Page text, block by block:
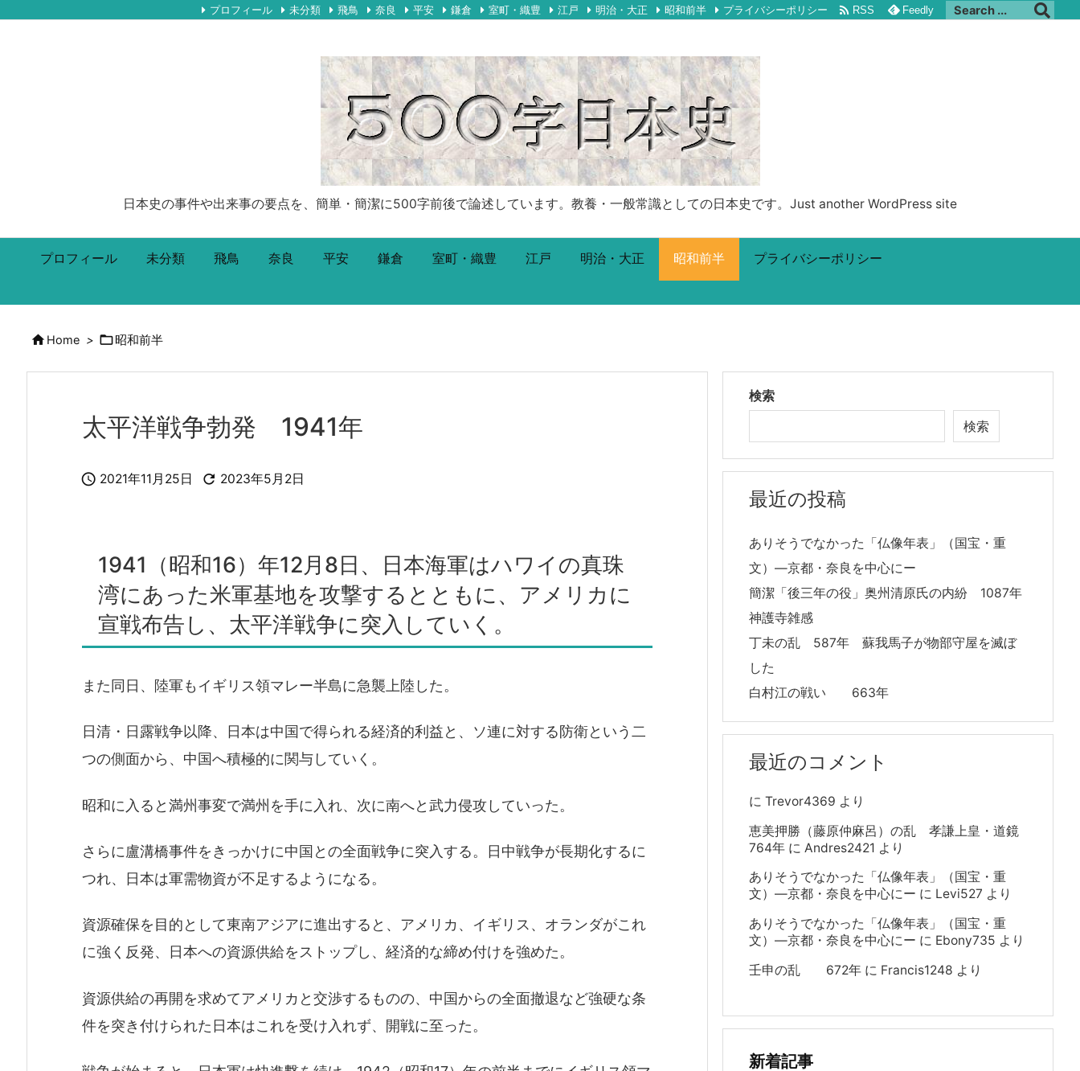
日本史の事件や出来事の要点を、簡単・簡潔に500字前後で論述しています。教養・一般常識としての日本史です。Just another WordPress site
プロフィール 未分類 飛鳥 奈良 平安 鎌倉 室町・織豊 江戸 明治・大正 昭和前半 プライバシーポリシー
プロフィール 未分類 飛鳥 奈良 平安 鎌倉 室町・織豊 江戸 明治・大正 昭和前半 プライバシーポリシー  RSS Feedly
 Home > 昭和前半
太平洋戦争勃発 1941年
 2021年11月25日  2023年5月2日
1941（昭和16）年12月8日、日本海軍はハワイの真珠
湾にあった米軍基地を攻撃するとともに、アメリカに
宣戦布告し、太平洋戦争に突入していく。
また同日、陸軍もイギリス領マレー半島に急襲上陸した。
日清・日露戦争以降、日本は中国で得られる経済的利益と、ソ連に対する防衛という二
つの側面から、中国へ積極的に関与していく。
昭和に入ると満州事変で満州を手に入れ、次に南へと武力侵攻していった。
さらに盧溝橋事件をきっかけに中国との全面戦争に突入する。日中戦争が長期化するに
つれ、日本は軍需物資が不足するようになる。
資源確保を目的として東南アジアに進出すると、アメリカ、イギリス、オランダがこれ
に強く反発、日本への資源供給をストップし、経済的な締め付けを強めた。
資源供給の再開を求めてアメリカと交渉するものの、中国からの全面撤退など強硬な条
件を突き付けられた日本はこれを受け入れず、開戦に至った。
検索
検索
最近の投稿
ありそうでなかった「仏像年表」（国宝・重
文）―京都・奈良を中心にー
簡潔「後三年の役」奥州清原氏の内紛 1087年
神護寺雑感
丁未の乱 587年 蘇我馬子が物部守屋を滅ぼ
した
白村江の戦い 663年
最近のコメント
に Trevor4369 より
恵美押勝（藤原仲麻呂）の乱 孝謙上皇・道鏡
764年 に Andres2421 より
ありそうでなかった「仏像年表」（国宝・重
文）―京都・奈良を中心にー に Levi527 より
ありそうでなかった「仏像年表」（国宝・重
文）―京都・奈良を中心にー に Ebony735 より
壬申の乱 672年 に Francis1248 より
新着記事